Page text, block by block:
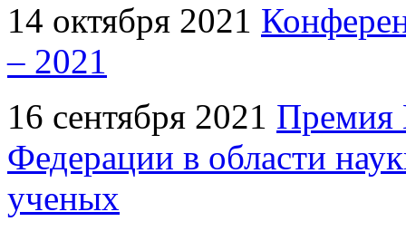
14 октября 2021
– 2021
16 сентября 2021 Премия
Федерации в области
ученых